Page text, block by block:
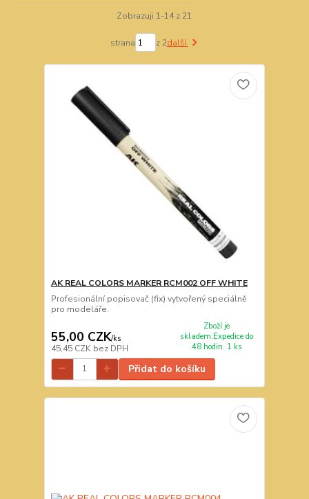
Zobrazuji 1-14 z 21
strana z 2další
AK REAL COLORS MARKER RCM002 OFF WHITE
Profesionální popisovač (fix) vytvořený speciálně
pro modeláře.
55,00 CZK/ks
45,45 CZK bez DPH
Zboží je
skladem.Expedice do
48 hodin. 1 ks
Přidat do košíku